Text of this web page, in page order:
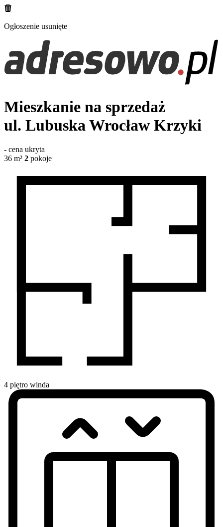
Ogłoszenie usunięte
Mieszkanie na sprzedaż
ul. Lubuska Wrocław Krzyki
- cena ukryta
36 m² 2 pokoje
4 piętro winda